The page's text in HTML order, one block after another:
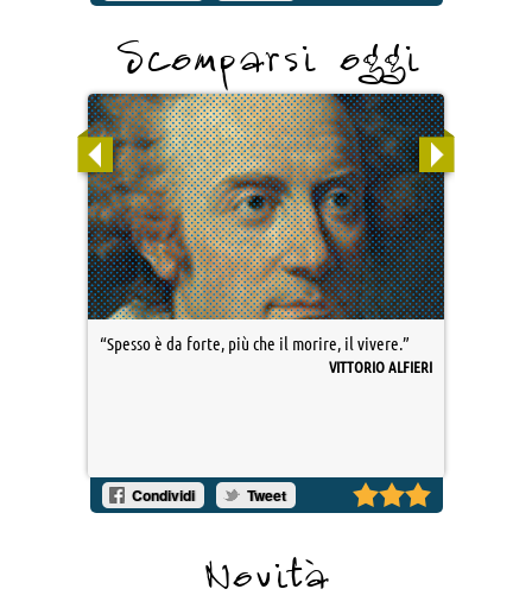
Scomparsi oggi
Condividi Tweet
“Spesso è da forte, più che il morire, il vivere.”
VITTORIO ALFIERI
Novità